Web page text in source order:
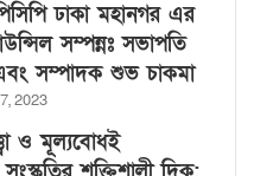
ঢাকা মহানগর এর
সম্পন্নঃ সভাপতি
সম্পাদক শুভ চাকমা
2023
ও মূল্যবোধই